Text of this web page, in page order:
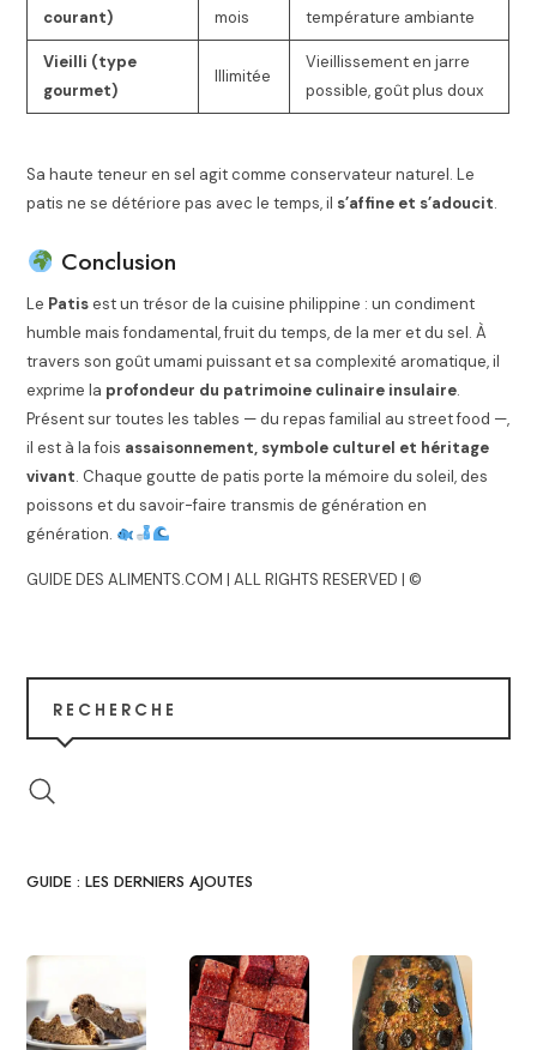
courant)
mois
température ambiante
Vieilli (type
gourmet)
Illimitée
Vieillissement en jarre
possible, goût plus doux
Sa haute teneur en sel agit comme conservateur naturel. Le
patis ne se détériore pas avec le temps, il s’affine et s’adoucit.
Conclusion
Le Patisest un trésor de la cuisine philippine : un condiment
humble mais fondamental, fruit du temps, de la mer et du sel. À
travers son goût umami puissant et sa complexité aromatique, il
exprime la profondeur du patrimoine culinaire insulaire.
Présent sur toutes les tables — du repas familial au street food —,
il est à la fois assaisonnement, symbole culturel et héritage
vivant. Chaque goutte de patis porte la mémoire du soleil, des
poissons et du savoir-faire transmis de génération en
génération.
GUIDE DES ALIMENTS.COM | ALL RIGHTS RESERVED | ©
RECHERCHE
GUIDE : LES DERNIERS AJOUTES